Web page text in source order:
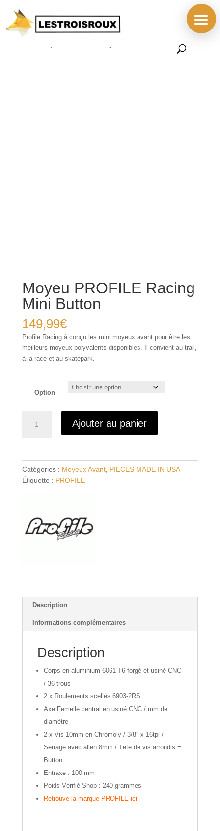
Accueil/BOUTIQUE/PIECES/PIECES MADE IN
Moyeu PROFILE Racing
Mini Button
149,99€
Profile Racing à conçu les mini moyeux avant pour être les
meilleurs moyeux polyvalents disponibles. Il convient au trail,
à la race et au skatepark.
Option
Mini
Button
Ajouter au panier
Catégories : Moyeux Avant, PIECES MADE IN USA
Étiquette : PROFILE
Description
Informations complémentaires
Description
Corps en aluminium 6061-T6 forgé et usiné CNC
/ 36 trous
2 x Roulements scellés 6903-2RS
Axe Femelle central en usiné CNC / mm de
diamètre
2 x Vis 10mm en Chromoly / 3/8″ x 16tpi /
Serrage avec allen 8mm / Tête de vis arrondis =
Button
Entraxe : 100 mm
Poids Vérifié Shop : 240 grammes
Retrouve la marque PROFILE ici